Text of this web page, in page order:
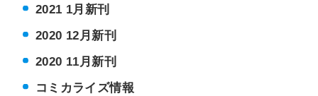
2021 1月新刊
2020 12月新刊
2020 11月新刊
コミカライズ情報